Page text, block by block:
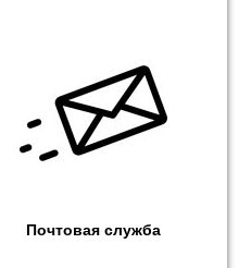
Почтовая служба